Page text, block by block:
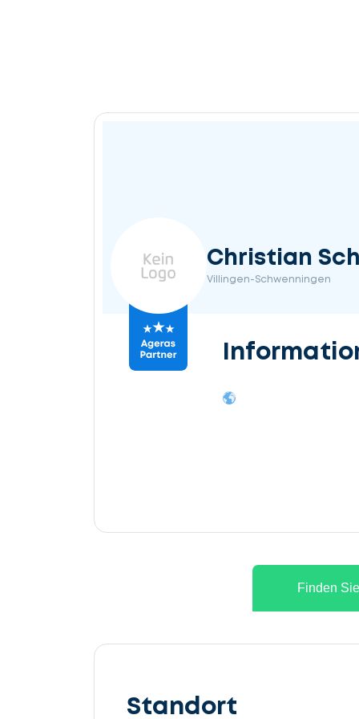
Christian
Villingen-Schwenningen
Finden
Standort
Lassen